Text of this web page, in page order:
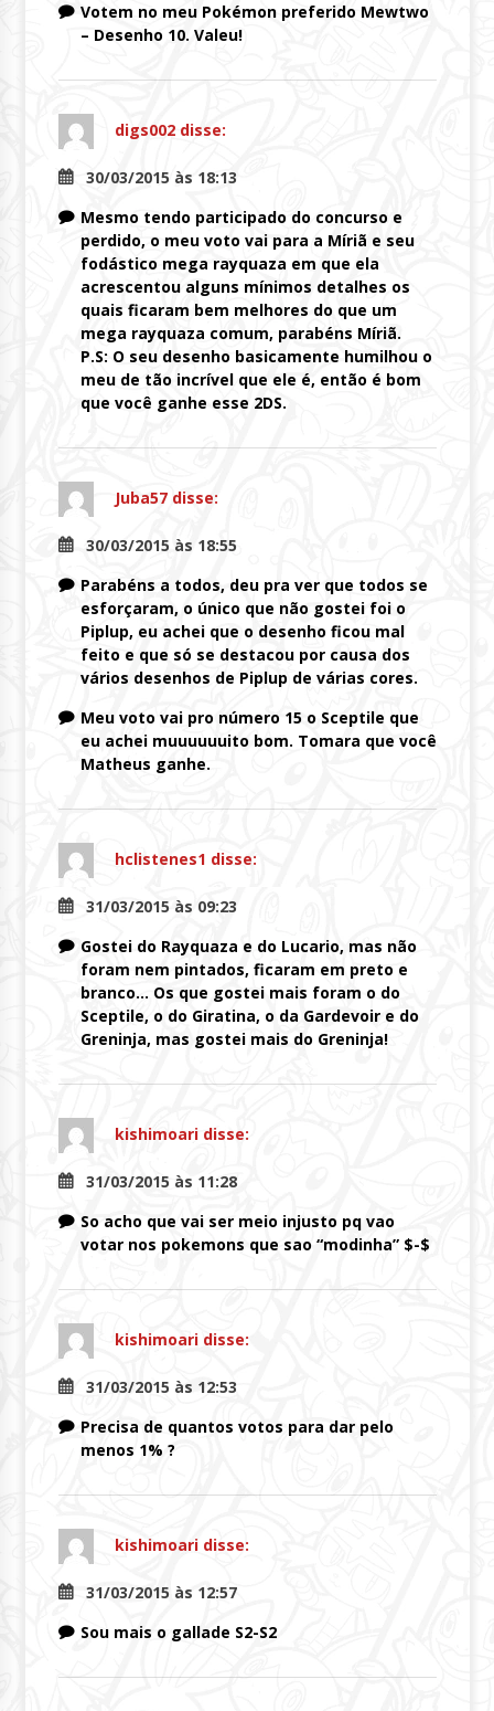
Votem no meu Pokémon preferido Mewtwo
– Desenho 10. Valeu!
digs002 disse:
30/03/2015 às 18:13
Mesmo tendo participado do concurso e
perdido, o meu voto vai para a Míriã e seu
fodástico mega rayquaza em que ela
acrescentou alguns mínimos detalhes os
quais ficaram bem melhores do que um
mega rayquaza comum, parabéns Míriã.
P.S: O seu desenho basicamente humilhou o
meu de tão incrível que ele é, então é bom
que você ganhe esse 2DS.
Juba57 disse:
30/03/2015 às 18:55
Parabéns a todos, deu pra ver que todos se
esforçaram, o único que não gostei foi o
Piplup, eu achei que o desenho ficou mal
feito e que só se destacou por causa dos
vários desenhos de Piplup de várias cores.
Meu voto vai pro número 15 o Sceptile que
eu achei muuuuuuito bom. Tomara que você
Matheus ganhe.
hclistenes1 disse:
31/03/2015 às 09:23
Gostei do Rayquaza e do Lucario, mas não
foram nem pintados, ficaram em preto e
branco… Os que gostei mais foram o do
Sceptile, o do Giratina, o da Gardevoir e do
Greninja, mas gostei mais do Greninja!
kishimoari disse:
31/03/2015 às 11:28
So acho que vai ser meio injusto pq vao
votar nos pokemons que sao “modinha” $-$
kishimoari disse:
31/03/2015 às 12:53
Precisa de quantos votos para dar pelo
menos 1% ?
kishimoari disse:
31/03/2015 às 12:57
Sou mais o gallade S2-S2